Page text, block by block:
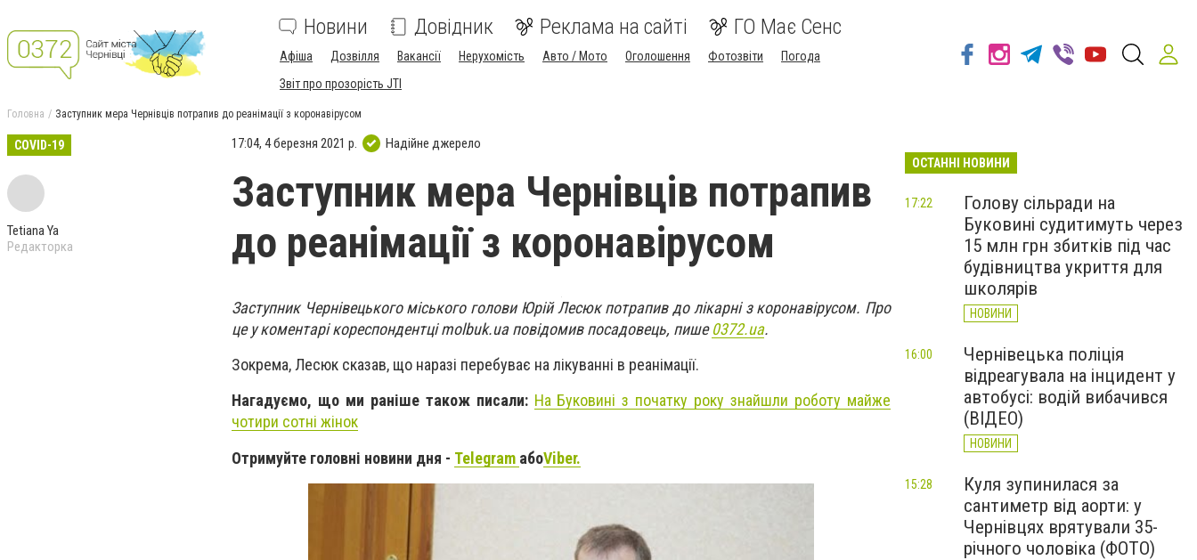
Новини Довідник Реклама на сайті ГО Має Сенс
Афіша Дозвілля Вакансії Нерухомість Авто / Мото Оголошення Фотозвіти
Погода
Звіт про прозорість JTI
Головна Заступник мера Чернівців потрапив до реанімації з коронавірусом
COVID-19
Tetiana Ya
Редакторка
17:04, 4 березня 2021 р. Надійне джерело
Заступник мера Чернівців потрапив
до реанімації з коронавірусом
Заступник Чернівецького міського голови Юрій Лесюк потрапив до лікарні з коронавірусом. Про
це у коментарі кореспондентці molbuk.ua повідомив посадовець, пише0372.ua.
Зокрема, Лесюк сказав, що наразі перебуває на лікуванні в реанімації.
Нагадуємо, що ми раніше також писали: На Буковині з початку року знайшли роботу майже
чотири сотні жінок
Отримуйте головні новини дня - Telegram абоViber.
ОСТАННІ НОВИНИ
Голову сільради на
Буковині судитимуть через
15 млн грн збитків під час
будівництва укриття для
школярів
НОВИНИ
17:22
Чернівецька поліція
відреагувала на інцидент у
автобусі: водій вибачився
(ВІДЕО)
НОВИНИ
16:00
Куля зупинилася за
сантиметр від аорти: у
Чернівцях врятували 35-
річного чоловіка (ФОТО)
15:28